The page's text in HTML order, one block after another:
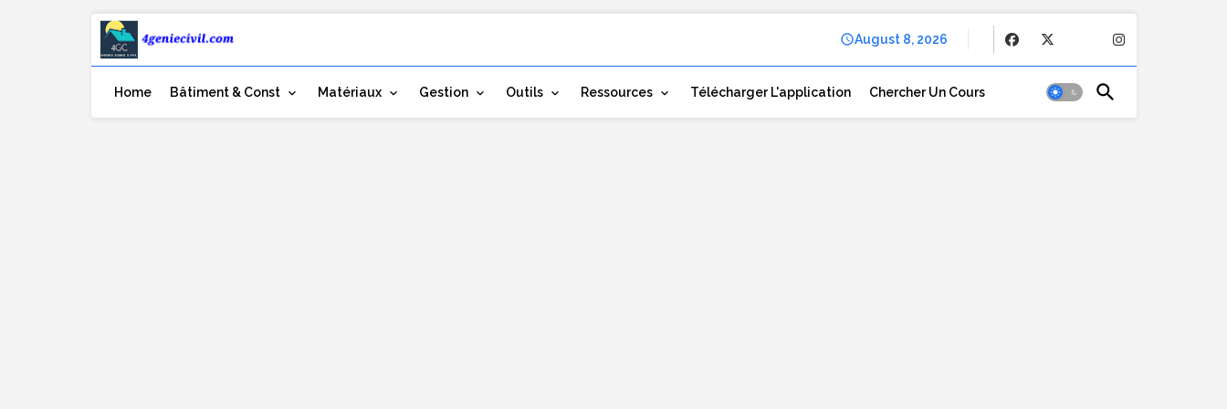
August 8, 2026
Home Bâtiment & Const Matériaux Gestion Outils Ressources Télécharger L'application Chercher Un Cours